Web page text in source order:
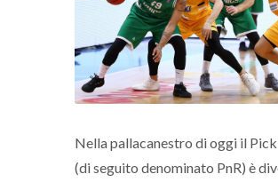
Nella pallacanestro di oggi il
(di seguito denominato PnR) è